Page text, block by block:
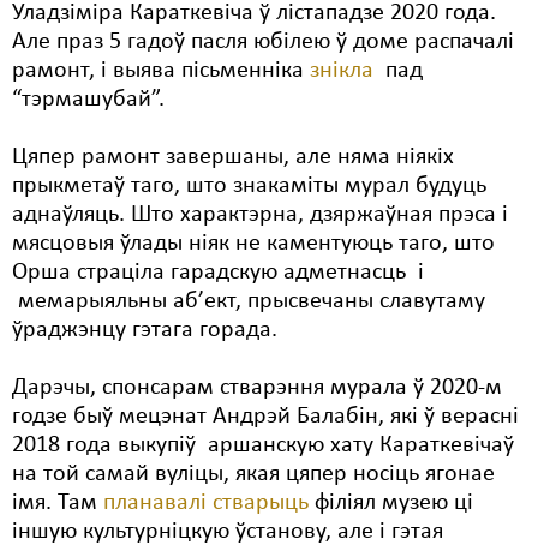
Уладзіміра Караткевіча ў лістападзе 2020 года.
Але праз 5 гадоў пасля юбілею ў доме распачалі
рамонт, і выява пісьменніка знікла пад
“тэрмашубай”.
Цяпер рамонт завершаны, але няма ніякіх
прыкметаў таго, што знакаміты мурал будуць
аднаўляць. Што характэрна, дзяржаўная прэса і
мясцовыя ўлады ніяк не каментуюць таго, што
Орша страціла гарадскую адметнасць і
мемарыяльны аб’ект, прысвечаны славутаму
ўраджэнцу гэтага горада.
Дарэчы, спонсарам стварэння мурала ў 2020-м
годзе быў мецэнат Андрэй Балабін, які ў верасні
2018 года выкупіў аршанскую хату Караткевічаў
на той самай вуліцы, якая цяпер носіць ягонае
імя. Там планавалі стварыць філіял музею ці
іншую культурніцкую ўстанову, але і гэтая
Сьмяротнае пакараньне
Сацыяльныя правы